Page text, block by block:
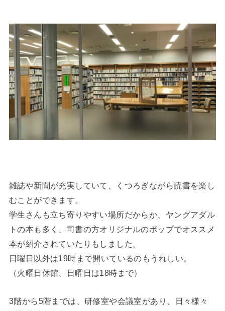
雑誌や新聞が充実していて、くつろぎながら読書を楽し
むことができます。
学生さんも立ち寄りやすい場所だからか、ヤングアダル
トの本も多く、司書の方オリジナルのポップでオススメ
本が紹介されていたりもしました。
日曜日以外は19時まで開いているのもうれしい。
（火曜日休館、日曜日は18時まで）
3階から5階までは、研修室や会議室があり、日々様々